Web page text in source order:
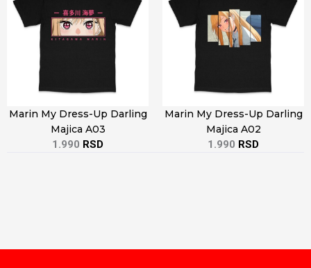
Marin My Dress-Up Darling
Majica A03
1.990 RSD
Marin My Dress-Up Darling
Majica A02
1.990 RSD